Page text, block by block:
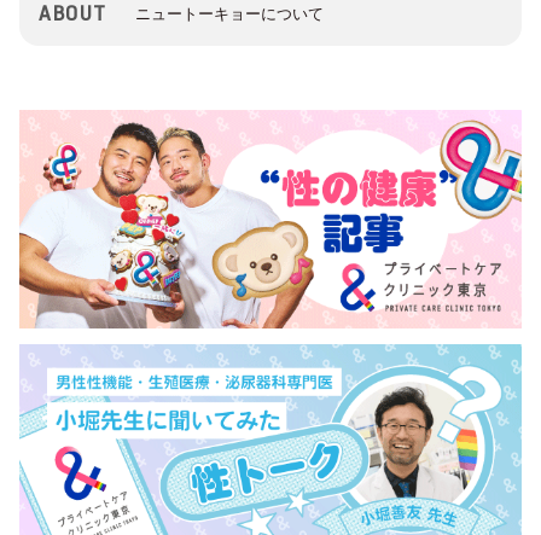
ABOUT ニュートーキョーについて